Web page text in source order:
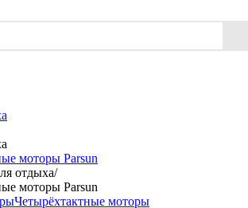
моторы Parsun
отдыха/
моторы Parsun
Четырёхтактные моторы